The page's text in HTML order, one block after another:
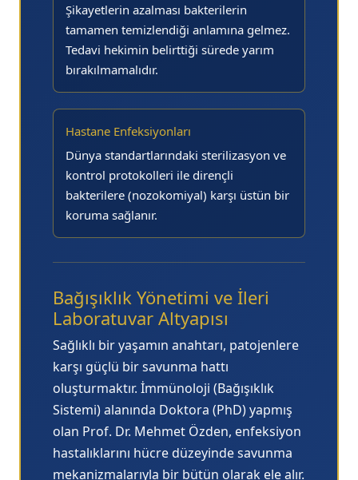
Şikayetlerin azalması bakterilerin
tamamen temizlendiği anlamına gelmez.
Tedavi hekimin belirttiği sürede yarım
bırakılmamalıdır.
Hastane Enfeksiyonları
Dünya standartlarındaki sterilizasyon ve
kontrol protokolleri ile dirençli
bakterilere (nozokomiyal) karşı üstün bir
koruma sağlanır.
Bağışıklık Yönetimi ve İleri
Laboratuvar Altyapısı
Sağlıklı bir yaşamın anahtarı, patojenlere
karşı güçlü bir savunma hattı
oluşturmaktır. İmmünoloji (Bağışıklık
Sistemi) alanında Doktora (PhD) yapmış
olan Prof. Dr. Mehmet Özden, enfeksiyon
hastalıklarını hücre düzeyinde savunma
mekanizmalarıyla bir bütün olarak ele alır.